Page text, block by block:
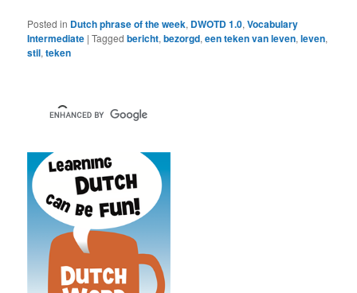
Posted in Dutch phrase of the week, DWOTD 1.0,Vocabulary
Intermediate |Tagged bericht,bezorgd,een teken van leven,leven,
stil,teken